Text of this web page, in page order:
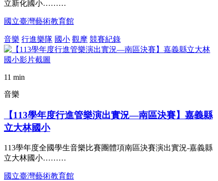
立新化國小………
國立臺灣藝術教育館
音樂 行進樂隊 國小 觀摩 競賽紀錄
11 min
音樂
【113學年度行進管樂演出實況—南區決賽】嘉義縣
立大林國小
113學年度全國學生音樂比賽團體項南區決賽演出實況-嘉義縣
立大林國小………
國立臺灣藝術教育館